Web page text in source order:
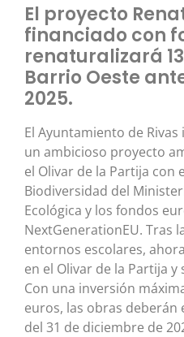
El proyecto
financiado con
renaturalizará
Barrio Oeste
2025.
El Ayuntamiento de Rivas
un ambicioso proyecto
el Olivar de la Partija con
Biodiversidad del
Ecológica y los fondos
NextGenerationEU. Tras
entornos escolares,
en el Olivar de la Partija
Con una inversión
euros, las obras
del 31 de diciembre de